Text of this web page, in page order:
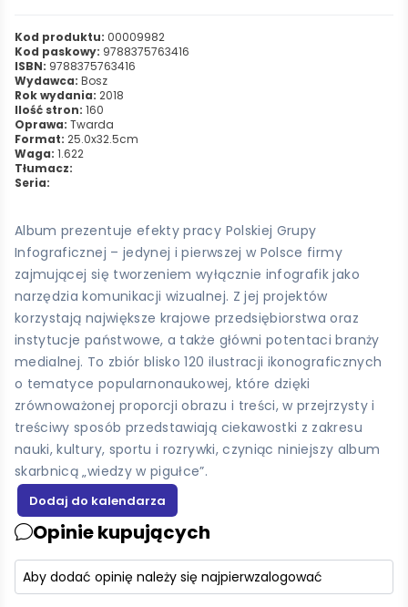
Kod produktu: 00009982
Kod paskowy: 9788375763416
ISBN: 9788375763416
Wydawca: Bosz
Rok wydania: 2018
Ilość stron: 160
Oprawa: Twarda
Format: 25.0x32.5cm
Waga: 1.622
Tłumacz:
Seria:
Album prezentuje efekty pracy Polskiej Grupy
Infograficznej – jedynej i pierwszej w Polsce firmy
zajmującej się tworzeniem wyłącznie infografik jako
narzędzia komunikacji wizualnej. Z jej projektów
korzystają największe krajowe przedsiębiorstwa oraz
instytucje państwowe, a także główni potentaci branży
medialnej. To zbiór blisko 120 ilustracji ikonograficznych
o tematyce popularnonaukowej, które dzięki
zrównoważonej proporcji obrazu i treści, w przejrzysty i
treściwy sposób przedstawiają ciekawostki z zakresu
nauki, kultury, sportu i rozrywki, czyniąc niniejszy album
skarbnicą „wiedzy w pigułce”.
Opinie kupujących
Aby dodać opinię należy się najpierwzalogować